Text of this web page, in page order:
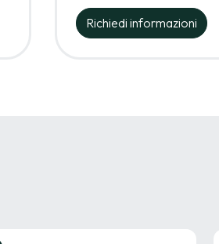
Richiedi informazioni